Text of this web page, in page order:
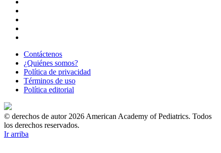
Contáctenos
¿Quiénes somos?
Política de privacidad
Términos de uso
Política editorial
© derechos de autor 2026 American Academy of Pediatrics. Todos
los derechos reservados.
Ir arriba